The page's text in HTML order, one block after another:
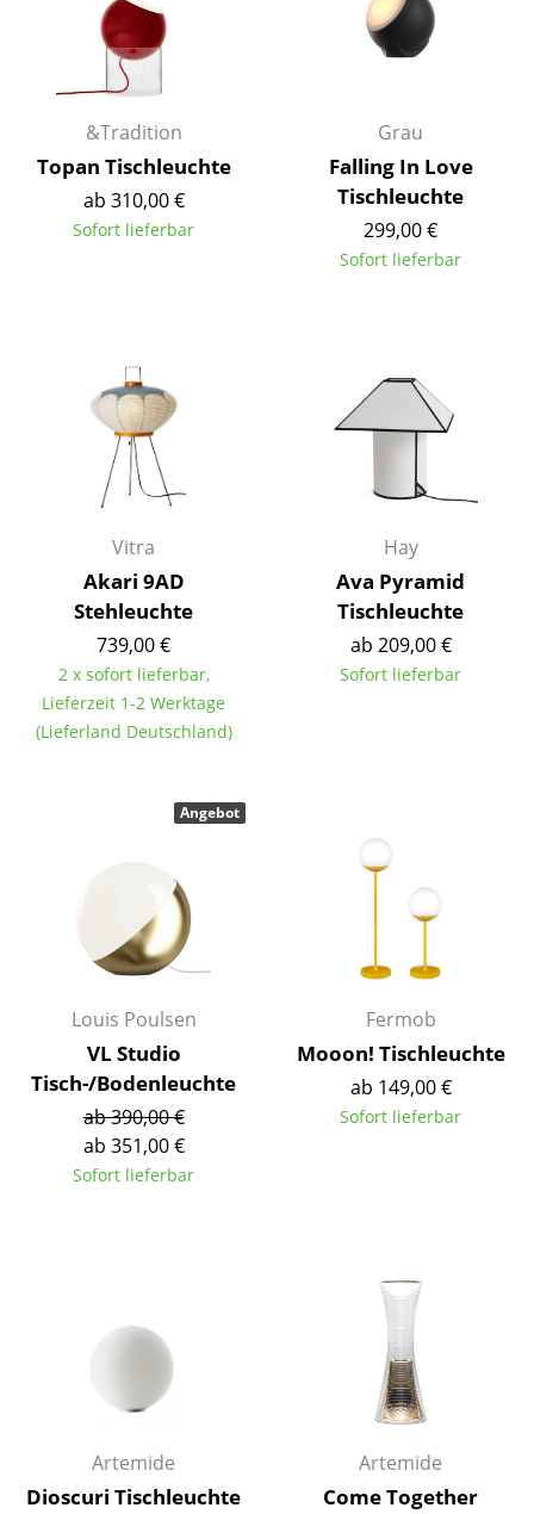
... alle Aufbewahrungsmöbel
Licht
Hängeleuchten & Deckenleuchten
Tischleuchten
Schreibtischleuchten
Wandleuchten
Outdoor-Leuchten
Akkuleuchten
... alle Leuchten
Betten
Doppelbetten
Einzelbetten
Stapelbetten
Nachttische & Bettzubehör
Accessoires
Uhren
Spiegel
Figuren & Miniaturen
Vasen
Tabletts
... alle Accessoires
&Tradition
Topan Tischleuchte
ab 310,00 €
Sofort lieferbar
Grau
Falling In Love
Tischleuchte
299,00 €
Sofort lieferbar
Vitra
Akari 9AD
Stehleuchte
739,00 €
2 x sofort lieferbar,
Lieferzeit 1-2 Werktage
(Lieferland Deutschland)
Hay
Ava Pyramid
Tischleuchte
ab 209,00 €
Sofort lieferbar
Louis Poulsen
VL Studio
Tisch-/Bodenleuchte
ab 390,00 €
ab 351,00 €
Sofort lieferbar
Angebot
Fermob
Mooon! Tischleuchte
ab 149,00 €
Sofort lieferbar
Artemide
Dioscuri Tischleuchte
Artemide
Come Together